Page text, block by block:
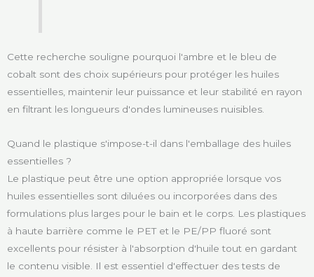
Cette recherche souligne pourquoi l'ambre et le bleu de
cobalt sont des choix supérieurs pour protéger les huiles
essentielles, maintenir leur puissance et leur stabilité en rayon
en filtrant les longueurs d'ondes lumineuses nuisibles.
Quand le plastique s'impose-t-il dans l'emballage des huiles
essentielles ?
Le plastique peut être une option appropriée lorsque vos
huiles essentielles sont diluées ou incorporées dans des
formulations plus larges pour le bain et le corps. Les plastiques
à haute barrière comme le PET et le PE/PP fluoré sont
excellents pour résister à l'absorption d'huile tout en gardant
le contenu visible. Il est essentiel d'effectuer des tests de